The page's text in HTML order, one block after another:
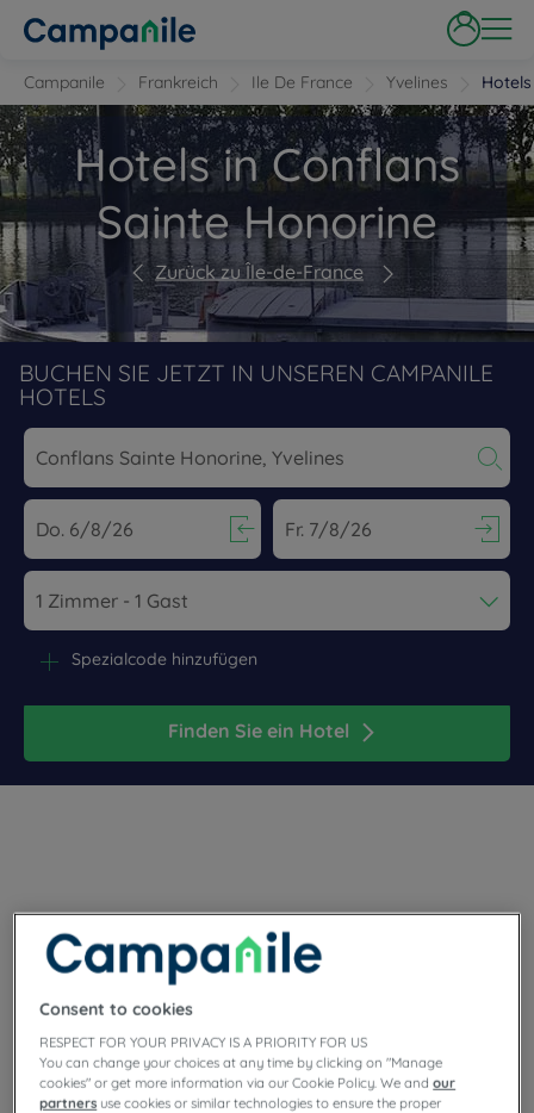
Campanile Frankreich Ile De France Yvelines
Hotels in Conflans
Sainte Honorine
Zurück zu Île-de-France
BUCHEN SIE JETZT IN UNSEREN CAMPANILE
HOTELS
Navigate forward to interact with the calendar and select a
Navigate backward to interact
Finden Sie ein Hotel
Spezialcode hinzufügen
Die Gemeinde Conflans-Sainte-Honorine am Ufer der Seine
gehört zur Region Île-de-France und zum Département
Yvelines. Genießen Sie die freundliche Atmosphäre in den 3-
Sterne-Hotels Campanile. Sie werden von einem freundlichen
Team begrüßt und können sich auf zahlreiche erstklassige
Services, ein komplett ausgestattetes Zimmer mit
hochwertiger Bettwäsche sowie ein unbegrenztes Buffet zum
Frühstück und zum Mittagessen freuen.
Consent to cookies
RESPECT FOR YOUR PRIVACY IS A PRIORITY FOR US
You can change your choices at any time by clicking on "Manage
cookies" or get more information via our Cookie Policy. We andour
partners use cookies or similar technologies to ensure the proper